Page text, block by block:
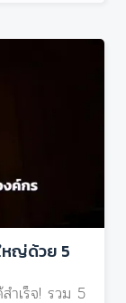
หญ่ด้วย 5
ำเร็จ! รวม 5